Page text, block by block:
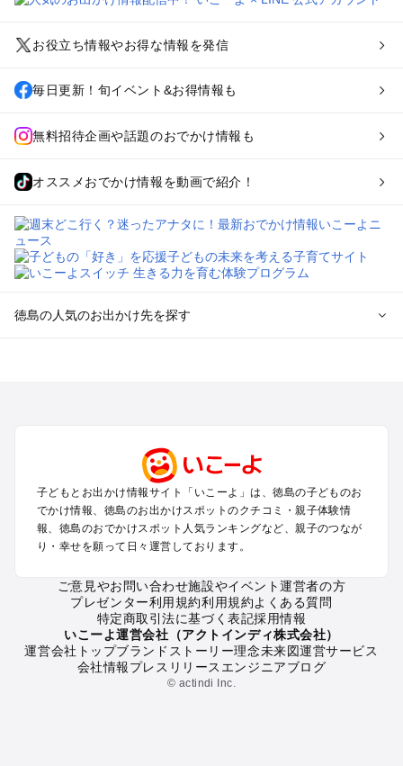
お役立ち情報やお得な情報を発信
毎日更新！旬イベント&お得情報も
無料招待企画や話題のおでかけ情報も
オススメおでかけ情報を動画で紹介！
徳島の人気のお出かけ先を探す
徳島の定番お出かけスポット
徳島の遊園地
徳島の動物園
徳島のバーベキュー
徳島の牧場
徳島のプール
徳島のアスレチック
徳島の公園・総合公園
徳島の観光
子どもとお出かけ情報サイト「いこーよ」は、徳島の子どものお
でかけ情報、徳島のお出かけスポットのクチコミ・親子体験情
報、徳島のおでかけスポット人気ランキングなど、親子のつなが
り・幸せを願って日々運営しております。
ご意見やお問い合わせ施設やイベント運営者の方
プレゼンター利用規約利用規約よくある質問
特定商取引法に基づく表記採用情報
いこーよ運営会社（アクトインディ株式会社）
運営会社トップブランドストーリー理念未来図運営サービス
会社情報プレスリリース エンジニアブログ
© actindi Inc.